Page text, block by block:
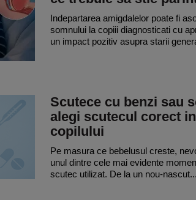
Indepartarea amigdalelor poate fi
somnului la copiii diagnosticati cu
un impact pozitiv asupra starii
Scutece cu benzi sau
alegi scutecul corect
copilului
Pe masura ce bebelusul creste,
unul dintre cele mai evidente
scutec utilizat. De la un nou-nascut...